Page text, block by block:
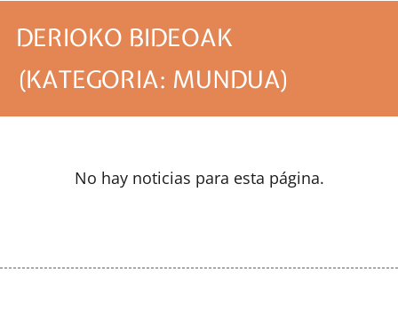
DERIOKO BIDEOAK
(KATEGORIA: MUNDUA)
No hay noticias para esta página.